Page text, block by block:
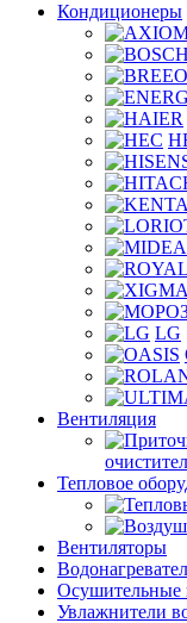
Кондиционеры
LG
Вентиляция
Тепловое
Вентиляторы
Осушительные
Увлажнители